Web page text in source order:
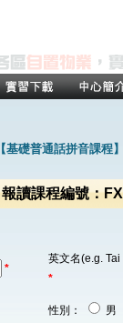
【基礎普通話拼音課程
報讀課程編號：
*
英文名(e.g. Tai
*
性別： 男